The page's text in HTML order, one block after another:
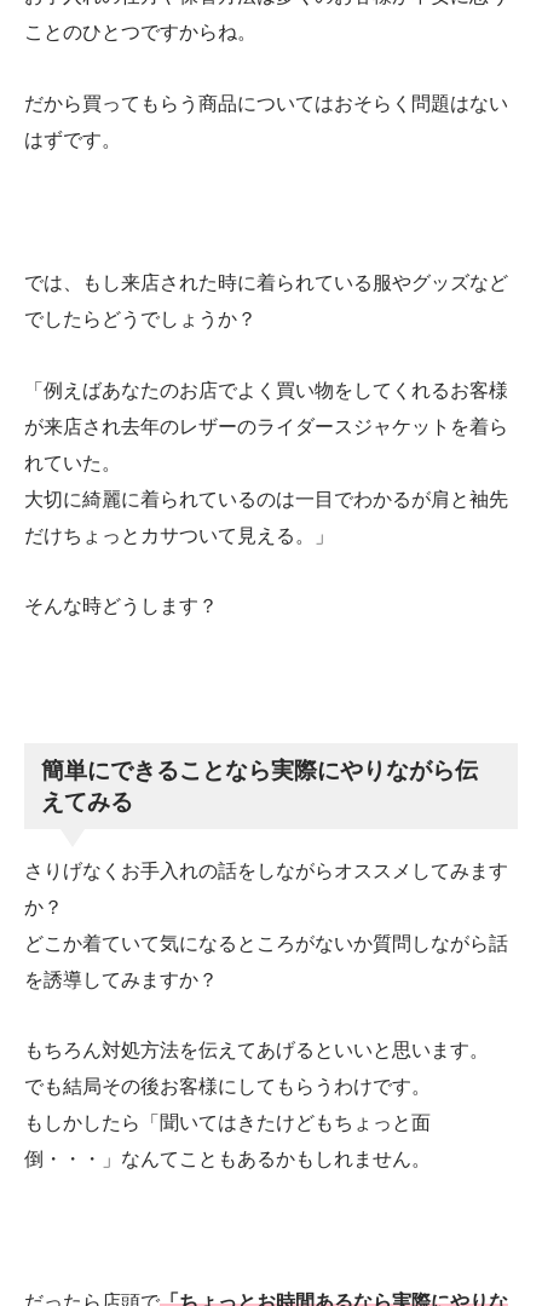
ことのひとつですからね。
だから買ってもらう商品についてはおそらく問題はない
はずです。
では、もし来店された時に着られている服やグッズなど
でしたらどうでしょうか？
「例えばあなたのお店でよく買い物をしてくれるお客様
が来店され去年のレザーのライダースジャケットを着ら
れていた。
大切に綺麗に着られているのは一目でわかるが肩と袖先
だけちょっとカサついて見える。」
そんな時どうします？
簡単にできることなら実際にやりながら伝
えてみる
さりげなくお手入れの話をしながらオススメしてみます
か？
どこか着ていて気になるところがないか質問しながら話
を誘導してみますか？
もちろん対処方法を伝えてあげるといいと思います。
でも結局その後お客様にしてもらうわけです。
もしかしたら「聞いてはきたけどもちょっと面
倒・・・」なんてこともあるかもしれません。